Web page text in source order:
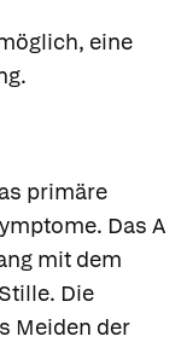
eine
primäre
Das A
mit dem
Die
Meiden der